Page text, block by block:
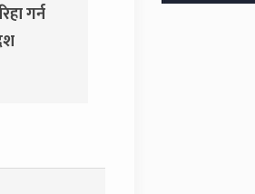
एमाले र नेकपाबीच प्रदेश
सरकारमा सहकार्य गर्ने